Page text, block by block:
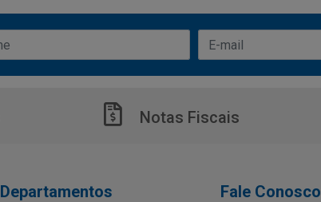
Notas Fiscais
Departamentos Fale Conosco